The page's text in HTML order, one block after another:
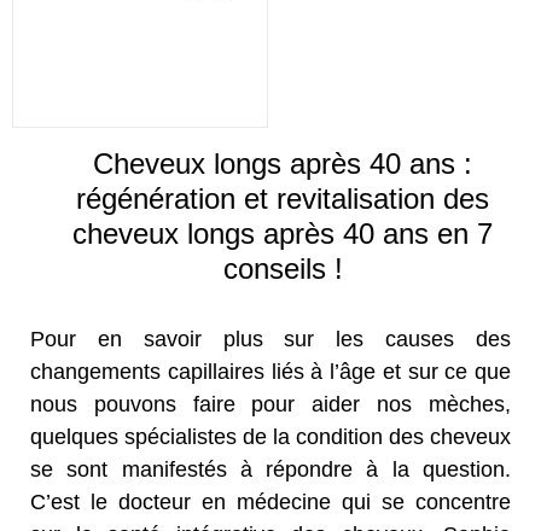
Cheveux longs après 40 ans :
régénération et revitalisation des
cheveux longs après 40 ans en 7
conseils !
Pour en savoir plus sur les causes des
changements capillaires liés à l’âge et sur ce que
nous pouvons faire pour aider nos mèches,
quelques spécialistes de la condition des cheveux
se sont manifestés à répondre à la question.
C’est le docteur en médecine qui se concentre